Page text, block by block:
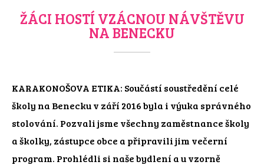
Fotogalerie Projekty
Kontakt GDPR
ŽÁCI HOSTÍ VZÁCNOU NÁVŠTĚVU
NA BENECKU
KARAKONOŠOVA ETIKA: Součástí soustředění celé
školy na Benecku v září 2016 byla i výuka správného
stolování. Pozvali jsme všechny zaměstnance školy
a školky, zástupce obce a připravili jim večerní
program. Prohlédli si naše bydlení a u vzorně